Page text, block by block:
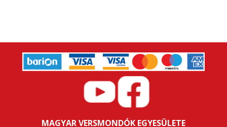
MAGYAR VERSMONDÓK EGYESÜLETE